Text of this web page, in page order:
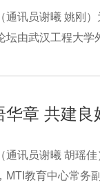
通讯员谢曦 姚刚
坛由武汉工程大
华章 共建良
通讯员谢曦 胡瑶
MTI教育中心常务